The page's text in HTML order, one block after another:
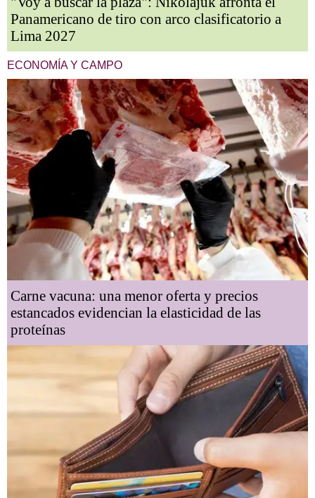
Panamericano de tiro con arco clasificatorio a
Lima 2027
ECONOMÍA Y CAMPO
Carne vacuna: una menor oferta y precios
estancados evidencian la elasticidad de las
proteínas